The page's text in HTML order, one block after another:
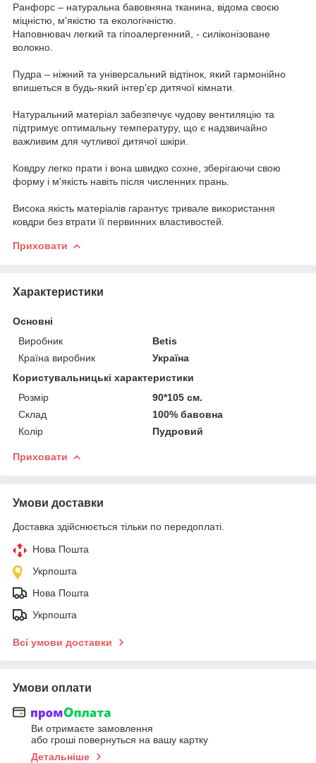
Ранфорс – натуральна бавовняна тканина, відома своєю
міцністю, м'якістю та екологічністю.
Наповнювач легкий та гіпоалергенний, - силіконізоване
волокно.
Пудра – ніжний та універсальний відтінок, який гармонійно
впишеться в будь-який інтер'єр дитячої кімнати.
Натуральний матеріал забезпечує чудову вентиляцію та
підтримує оптимальну температуру, що є надзвичайно
важливим для чутливої дитячої шкіри.
Ковдру легко прати і вона швидко сохне, зберігаючи свою
форму і м'якість навіть після численних прань.
Висока якість матеріалів гарантує тривале використання
ковдри без втрати її первинних властивостей.
Приховати
Характеристики
Основні
Виробник
Betis
Країна виробник
Україна
Користувальницькі характеристики
Розмір
90*105 см.
Склад
100% бавовна
Колір
Пудровий
Приховати
Умови доставки
Доставка здійснюється тільки по передоплаті.
Нова Пошта
Укрпошта
Нова Пошта
Укрпошта
Всі умови доставки
Умови оплати
Ви отримаєте замовлення
або гроші повернуться на вашу картку
Детальніше